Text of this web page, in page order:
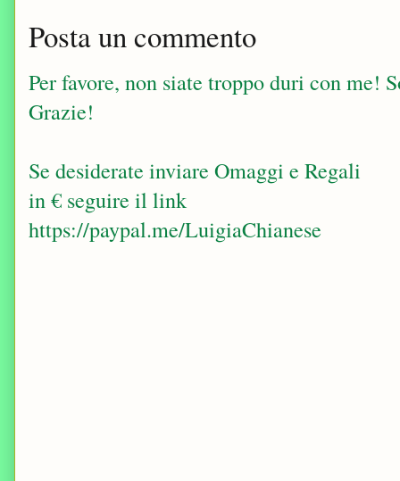
Posta un commento
Per favore, non siate troppo duri con
Grazie!
Se desiderate inviare Omaggi e Regali
in € seguire il link
https://paypal.me/LuigiaChianese